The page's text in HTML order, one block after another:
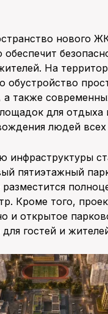
нового
На
обустройство
а также
для отдыха
людей всех
инфраструктуры
пятиэтажный
Кроме того,
и открытое
гостей и